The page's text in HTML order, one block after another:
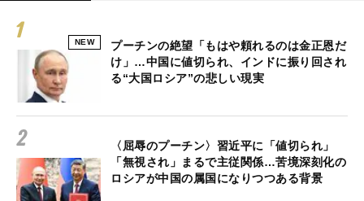
NEW
プーチンの絶望「もはや頼れるのは金正恩だ
け」…中国に値切られ、インドに振り回され
る“大国ロシア”の悲しい現実
〈屈辱のプーチン〉習近平に「値切られ」
「無視され」まるで主従関係…苦境深刻化の
ロシアが中国の属国になりつつある背景